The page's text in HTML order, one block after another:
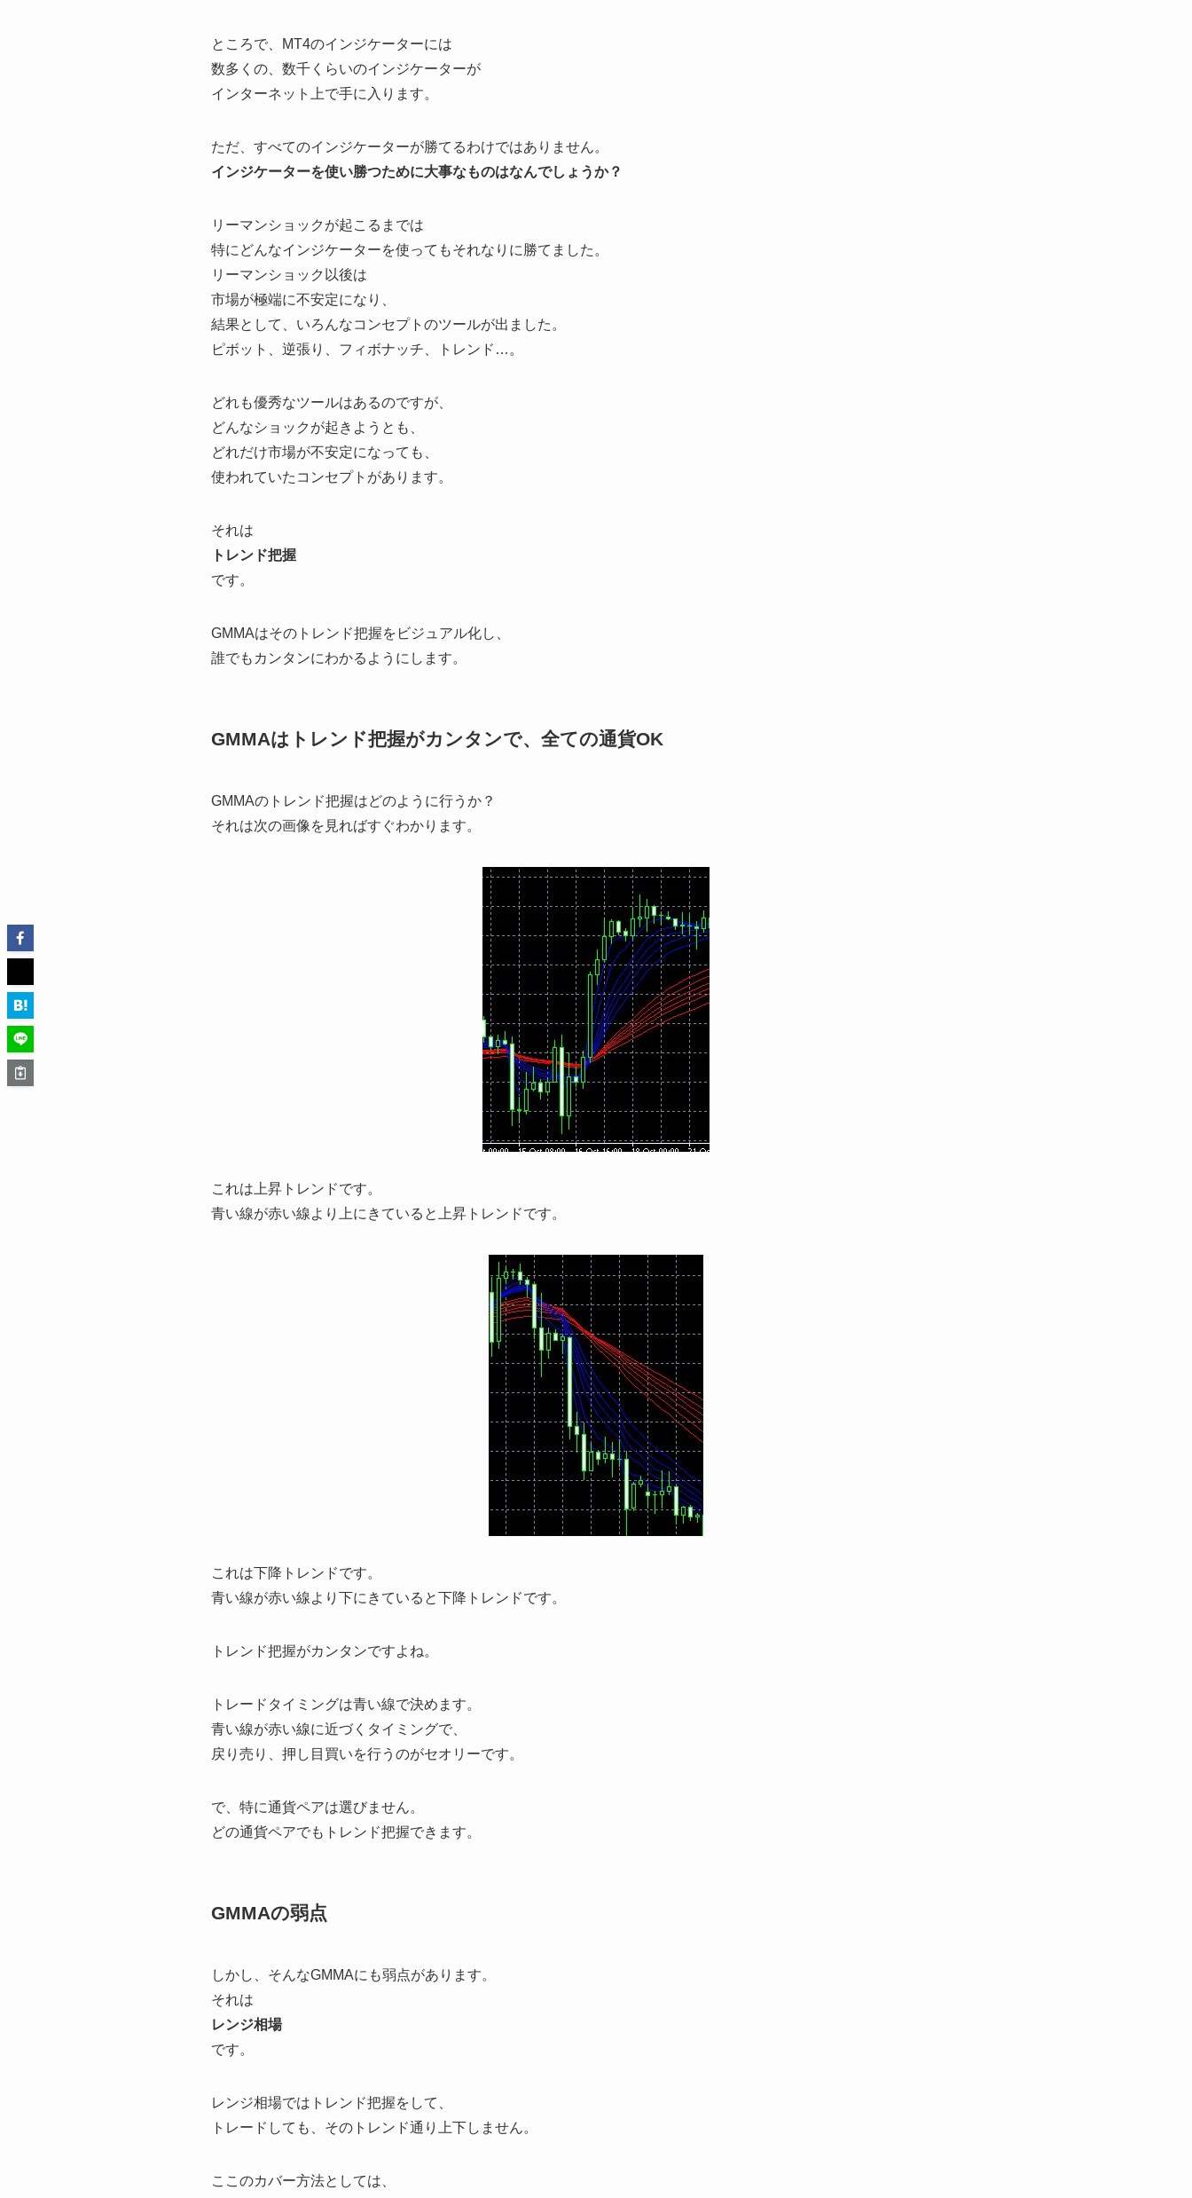
ところで、MT4のインジケーターには
数多くの、数千くらいのインジケーターが
インターネット上で手に入ります。
ただ、すべてのインジケーターが勝てるわけではありません。
インジケーターを使い勝つために大事なものはなんでしょうか？
リーマンショックが起こるまでは
特にどんなインジケーターを使ってもそれなりに勝てました。
リーマンショック以後は
市場が極端に不安定になり、
結果として、いろんなコンセプトのツールが出ました。
ピボット、逆張り、フィボナッチ、トレンド…。
どれも優秀なツールはあるのですが、
どんなショックが起きようとも、
どれだけ市場が不安定になっても、
使われていたコンセプトがあります。
それは
トレンド把握
です。
GMMAはそのトレンド把握をビジュアル化し、
誰でもカンタンにわかるようにします。
GMMAはトレンド把握がカンタンで、全ての通貨OK
GMMAのトレンド把握はどのように行うか？
それは次の画像を見ればすぐわかります。
これは上昇トレンドです。
青い線が赤い線より上にきていると上昇トレンドです。
これは下降トレンドです。
青い線が赤い線より下にきていると下降トレンドです。
トレンド把握がカンタンですよね。
トレードタイミングは青い線で決めます。
青い線が赤い線に近づくタイミングで、
戻り売り、押し目買いを行うのがセオリーです。
で、特に通貨ペアは選びません。
どの通貨ペアでもトレンド把握できます。
GMMAの弱点
しかし、そんなGMMAにも弱点があります。
それは
レンジ相場
です。
レンジ相場ではトレンド把握をして、
トレードしても、そのトレンド通り上下しません。
ここのカバー方法としては、